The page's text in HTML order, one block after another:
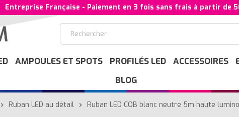
Entreprise Française - Paiement en 3 fois sans frais à partir de
AMPOULES ET SPOTS PROFILÉS LED ACCESSOIRES
BLOG
chevron_right Ruban LED au détail chevron_right Ruban LED COB blanc neutre 5m haute